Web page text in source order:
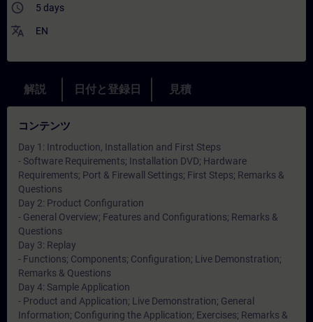
access_time 5 days
translate EN
解説 日付と登録日 見積
コンテンツ
Day 1: Introduction, Installation and First Steps
- Software Requirements; Installation DVD; Hardware
Requirements; Port & Firewall Settings; First Steps; Remarks &
Questions
Day 2: Product Configuration
- General Overview; Features and Configurations; Remarks &
Questions
Day 3: Replay
- Functions; Components; Configuration; Live Demonstration;
Remarks & Questions
Day 4: Sample Application
- Product and Application; Live Demonstration; General
Information; Configuring the Application; Exercises; Remarks &